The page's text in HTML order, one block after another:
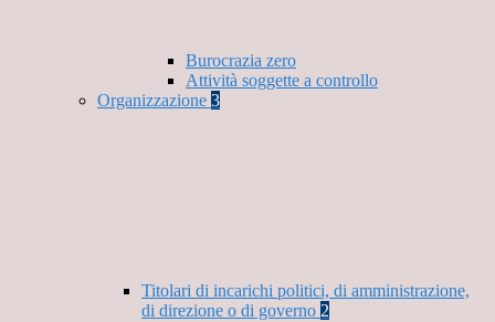
Burocrazia zero
Attività soggette a controllo
Organizzazione 3
Titolari di incarichi politici, di amministrazione,
di direzione o di governo 2